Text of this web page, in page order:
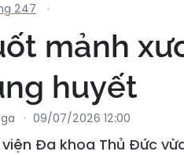
247
mảnh
huyết
09/07/2026 12:00
viện Đa khoa Thủ Đức